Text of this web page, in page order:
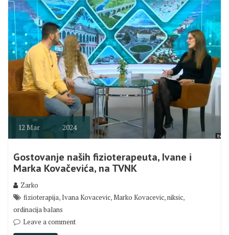
12 Mar 2024
Gostovanje naših fizioterapeuta, Ivane i
Marka Kovačevića, na TVNK
Zarko
fizioterapija, Ivana Kovacevic,Marko Kovacevic,niksic,
ordinacija balans
Leave a comment